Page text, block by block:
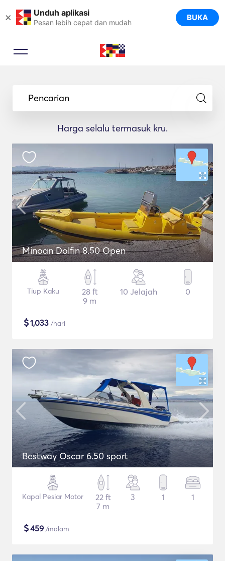
× Unduh aplikasi
Pesan lebih cepat dan mudah BUKA
Pencarian
Harga selalu termasuk kru.
Minoan Dolfin 8.50 Open
Tiup Kaku
28 ft
9 m
10 Jelajah 0
$1,033 /hari
Bestway Oscar 6.50 sport
Kapal Pesiar Motor
22 ft
7 m
3 1 1
$459 /malam